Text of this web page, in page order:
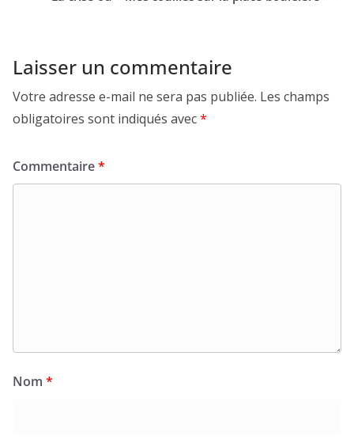
Laisser un commentaire
Votre adresse e-mail ne sera pas publiée. Les champs
obligatoires sont indiqués avec*
Commentaire*
Nom *